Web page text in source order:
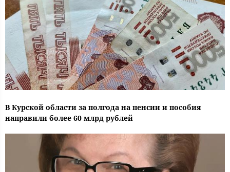
В Курской области за полгода на пенсии и пособия
направили более 60 млрд рублей